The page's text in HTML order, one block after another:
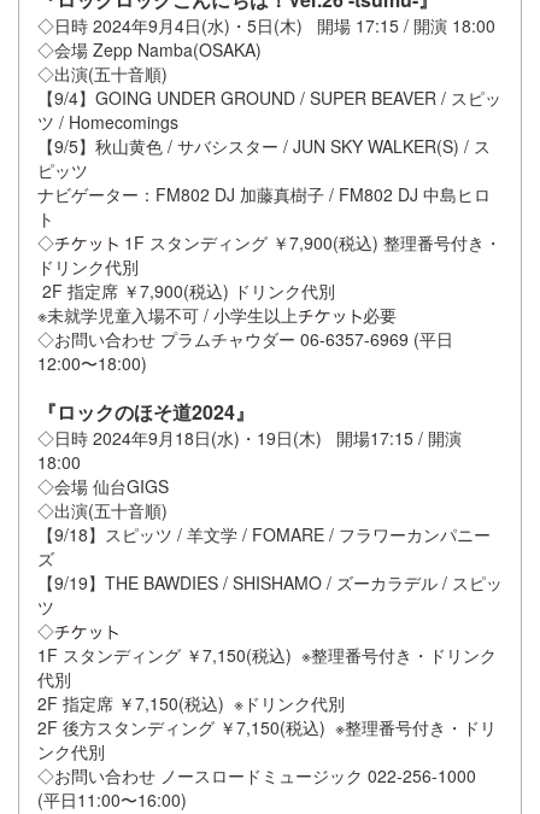
◇日時 2024年9月4日(水)・5日(木) 開場 17:15 / 開演 18:00
◇会場 Zepp Namba(OSAKA)
◇出演(五十音順)
【9/4】GOING UNDER GROUND / SUPER BEAVER / スピッ
ツ / Homecomings
【9/5】秋⼭⻩⾊ / サバシスター / JUN SKY WALKER(S) / ス
ピッツ
ナビゲーター：FM802 DJ 加藤真樹子 / FM802 DJ 中島ヒロ
ト
◇
1F スタンディング ￥7,900(税込) 整理番号付き・
ドリンク代別
2F 指定席 ￥7,900(税込) ドリンク代別
※未就学児童⼊場不可 / ⼩学⽣以上
必要
◇お問い合わせ プラムチャウダー 06-6357-6969 (平日
12:00〜18:00)
『ロックのほそ道2024』
◇日時 2024年9月18日(水)・19日(木) 開場17:15 / 開演
18:00
◇会場 仙台GIGS
◇出演(五十音順)
【9/18】スピッツ / 羊文学 / FOMARE / フラワーカンパニー
ズ
【9/19】THE BAWDIES / SHISHAMO / ズーカラデル / スピッ
ツ
◇
1F スタンディング ￥7,150(税込) ※整理番号付き・ドリンク
代別
2F 指定席 ￥7,150(税込) ※ドリンク代別
2F 後方スタンディング ￥7,150(税込) ※整理番号付き・ドリ
ンク代別
◇お問い合わせ ノースロードミュージック 022-256-1000
(平日11:00〜16:00)